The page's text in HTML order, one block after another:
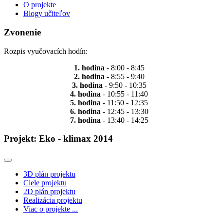
O projekte
Blogy učiteľov
Zvonenie
Rozpis vyučovacích hodín:
1. hodina - 8:00 - 8:45
2. hodina - 8:55 - 9:40
3. hodina - 9:50 - 10:35
4. hodina - 10:55 - 11:40
5. hodina - 11:50 - 12:35
6. hodina - 12:45 - 13:30
7. hodina - 13:40 - 14:25
Projekt: Eko - klimax 2014
3D plán projektu
Ciele projektu
2D plán projektu
Realizácia projektu
Viac o projekte ...